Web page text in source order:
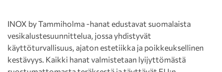
INOX by Tammiholma -hanat edustavat suomalaista
vesikalustesuunnittelua, jossa yhdistyvät
käyttöturvallisuus, ajaton estetiikka ja poikkeuksellinen
kestävyys. Kaikki hanat valmistetaan lyijyttömästä